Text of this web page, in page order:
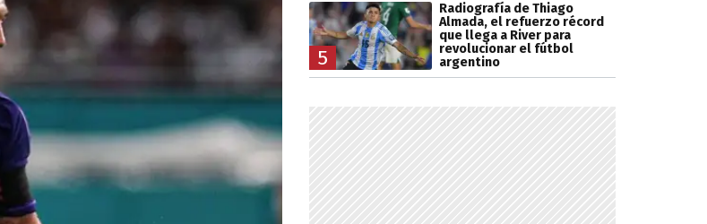
5
Radiografía de Thiago
Almada, el refuerzo récord
que llega a River para
revolucionar el fútbol
argentino